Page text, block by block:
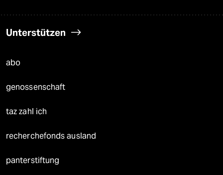
Unterstützen
abo
genossenschaft
taz zahl ich
recherchefonds ausland
panterstiftung